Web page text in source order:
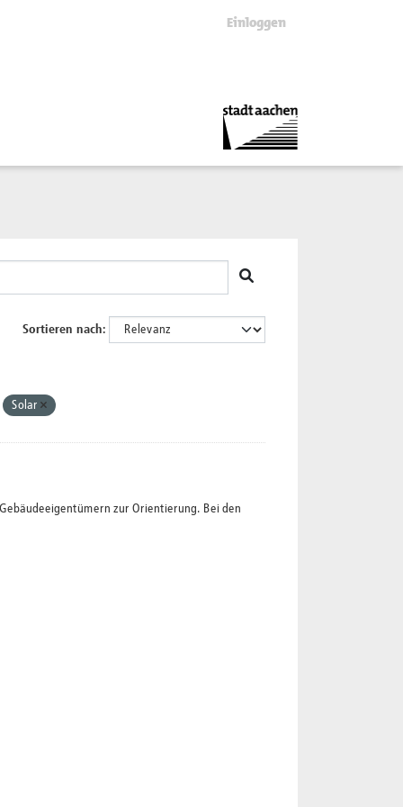
Einloggen
Sortieren nach
Solar
zur Orientierung. Bei den